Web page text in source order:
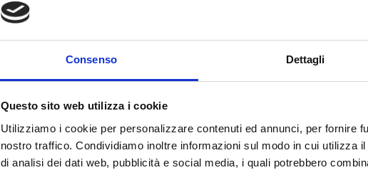
Consenso Dettagli
Questo sito web utilizza i cookie
Utilizziamo i cookie per personalizzare contenuti ed annunci, per fornire
nostro traffico. Condividiamo inoltre informazioni sul modo in cui utilizza
di analisi dei dati web, pubblicità e social media, i quali potrebbero